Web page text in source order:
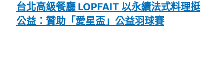
台北高級餐廳 LOPFAIT 以永續法式料理挺
公益：贊助「愛星盃」公益羽球賽